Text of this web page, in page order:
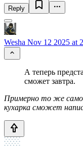
Reply
Wesha Nov 12 2025 at
А теперь
сможет завтра.
Примерно то же
кухарка сможет